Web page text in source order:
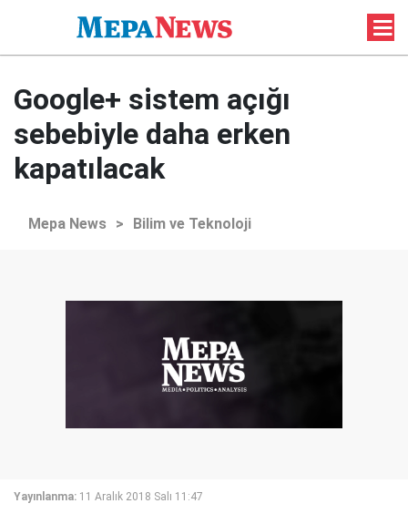
Google+ sistem açığı
sebebiyle daha erken
kapatılacak
Mepa News > Bilim ve Teknoloji
Yayınlanma: 11 Aralık 2018 Salı 11:47